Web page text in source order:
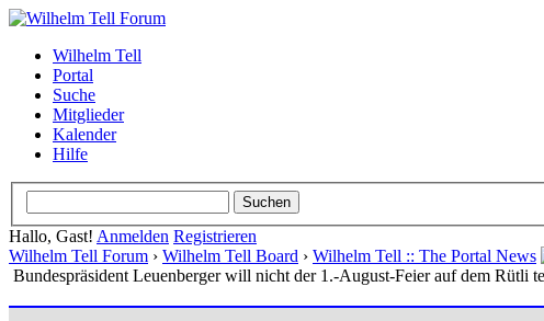
Wilhelm Tell
Portal
Suche
Mitglieder
Kalender
Hilfe
Hallo, Gast! Anmelden Registrieren
Wilhelm Tell Forum › Wilhelm Tell Board › Wilhelm Tell :: The Portal News
Bundespräsident Leuenberger will nicht der 1.-August-Feier auf dem Rütli